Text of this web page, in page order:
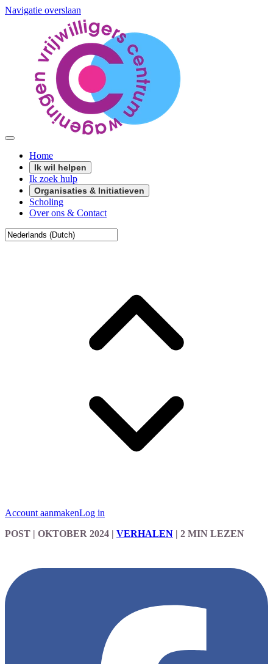
Navigatie overslaan
Home
Ik wil helpen
Ik zoek hulp
Organisaties & Initiatieven
Scholing
Over ons & Contact
Account aanmakenLog in
POST | OKTOBER 2024 | VERHALEN | 2 MIN LEZEN